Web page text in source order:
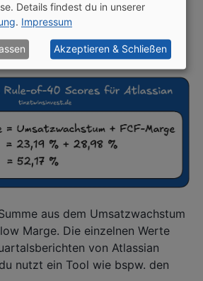
wir den Rule-of-40 Score der
Die Berechnung sieht
aus dem Umsatzwachstum
Marge. Die einzelnen Werte
von Atlassian
nutzt ein Tool wie bspw. den
Details findest du in unserer
. Impressum
Akzeptieren & Schließen